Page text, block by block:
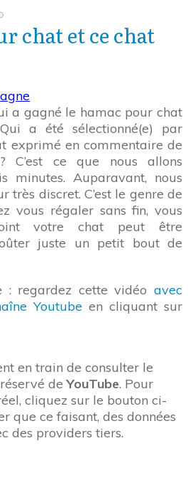
chat et ce chat
a gagné le hamac pour chat
a été sélectionné(e) par
exprimé en commentaire de
C’est ce que nous allons
minutes. Auparavant, nous
très discret. C’est le genre de
vous régaler sans fin, vous
votre chat peut être
juste un petit bout de
regardez cette vidéo avec
Youtube en cliquant sur
en train de consulter le
réservé deYouTube. Pour
cliquez sur le bouton ci-
que ce faisant, des données
des providers tiers.